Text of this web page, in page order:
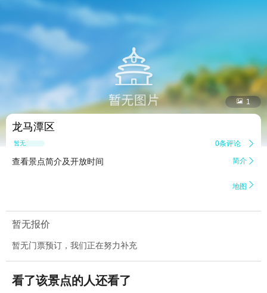
 1
龙马潭区
暂无点评 0条评论 
查看景点简介及开放时间 简介 
地图 
暂无报价
暂无门票预订，我们正在努力补充
看了该景点的人还看了